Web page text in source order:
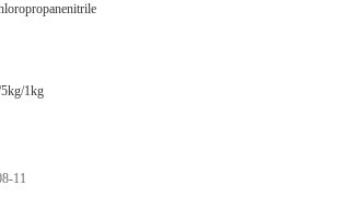
1kg
11